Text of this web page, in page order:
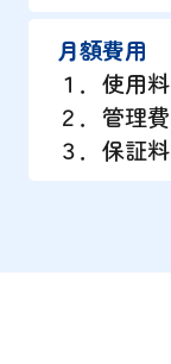
月額費用
１．使用料
２．管理費
３．保証料